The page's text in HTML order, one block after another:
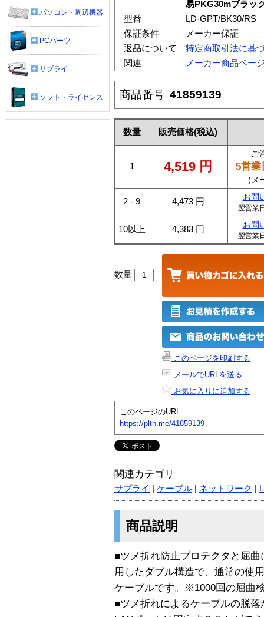
易PKG30mブラッ
型番
LD-GPT/BK30/RS
保証条件
メーカー保証
返品について
特定商取引法に基
関連
メーカー商品ペー
商品番号 41859139
数量 販売価格(税込)
1 4,519 円
ご
5営業
(メ
2 - 9 4,473 円 お問
翌営業
10以上 4,383 円 お問
翌営業
数量
このページを印刷する
メールでURLを送る
お気に入りに追加する
このページのURL
https://plth.me/41859139
関連カテゴリ
サプライ ケーブル ネットワーク
商品説明
■ツメ折れ防止プロテクタと屈
用したダブル構造で、通常の使
ケーブルです。※1000回の屈曲
■ツメ折れによるケーブルの脱
パソコン・周辺機器
PCパーツ
サプライ
ソフト・ライセンス